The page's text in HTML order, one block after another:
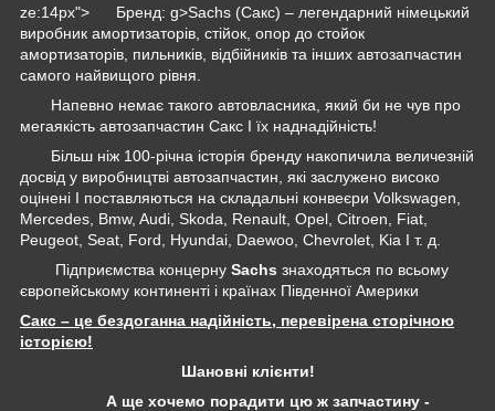
ze:14px"> Бренд: g>Sachs (Сакс) – легендарний німецький
виробник амортизаторів, стійок, опор до стойок
амортизаторів, пильників, відбійників та інших автозапчастин
самого найвищого рівня.
Напевно немає такого автовласника, який би не чув про
мегаякість автозапчастин Сакс І їх наднадійність!
Більш ніж 100-річна історія бренду накопичила величезній
досвід у виробництві автозапчастин, які заслужено високо
оцінені І поставляються на складальні конвеєри Volkswagen,
Mercedes, Bmw, Audi, Skoda, Renault, Opel, Citroen, Fiat,
Peugeot, Seat, Ford, Hyundai, Daewoo, Chevrolet, Kia І т. д.
Підприємства концерну Sachs знаходяться по всьому
європейському континенті і країнах Південної Америки
Сакс – це бездоганна надійність, перевірена сторічною
історією!
Шановні клієнти!
А ще хочемо порадити цю ж запчастину -